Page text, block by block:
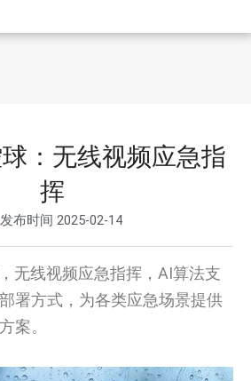
：无线视频应急指
挥
发布时间 2025-02-14
无线视频应急指挥，AI算法支
署方式，为各类应急场景提供
案。